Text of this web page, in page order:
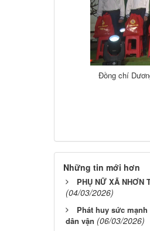
Đồng chí
Những tin mới hơn
PHỤ NỮ XÃ NHƠN
(04/03/2026)
Phát huy sức
dân vận (06/03/2026)